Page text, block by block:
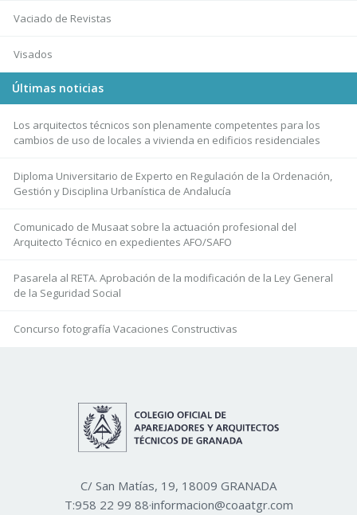
Vaciado de Revistas
Visados
Últimas noticias
Los arquitectos técnicos son plenamente competentes para los
cambios de uso de locales a vivienda en edificios residenciales
Diploma Universitario de Experto en Regulación de la Ordenación,
Gestión y Disciplina Urbanística de Andalucía
Comunicado de Musaat sobre la actuación profesional del
Arquitecto Técnico en expedientes AFO/SAFO
Pasarela al RETA. Aprobación de la modificación de la Ley General
de la Seguridad Social
Concurso fotografía Vacaciones Constructivas
C/ San Matías, 19, 18009 GRANADA
T:958 22 99 88·informacion@coaatgr.com